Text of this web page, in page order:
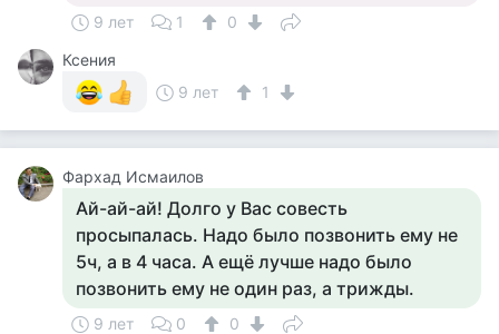
9 лет 1
0
Ксения
9 лет
1
Фархад Исмаилов
Ай-ай-ай! Долго у Вас совесть
просыпалась. Надо было позвонить ему не
5ч, а в 4 часа. А ещё лучше надо было
позвонить ему не один раз, а трижды.
9 лет 0 0